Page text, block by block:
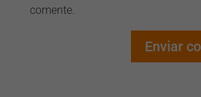
comente.